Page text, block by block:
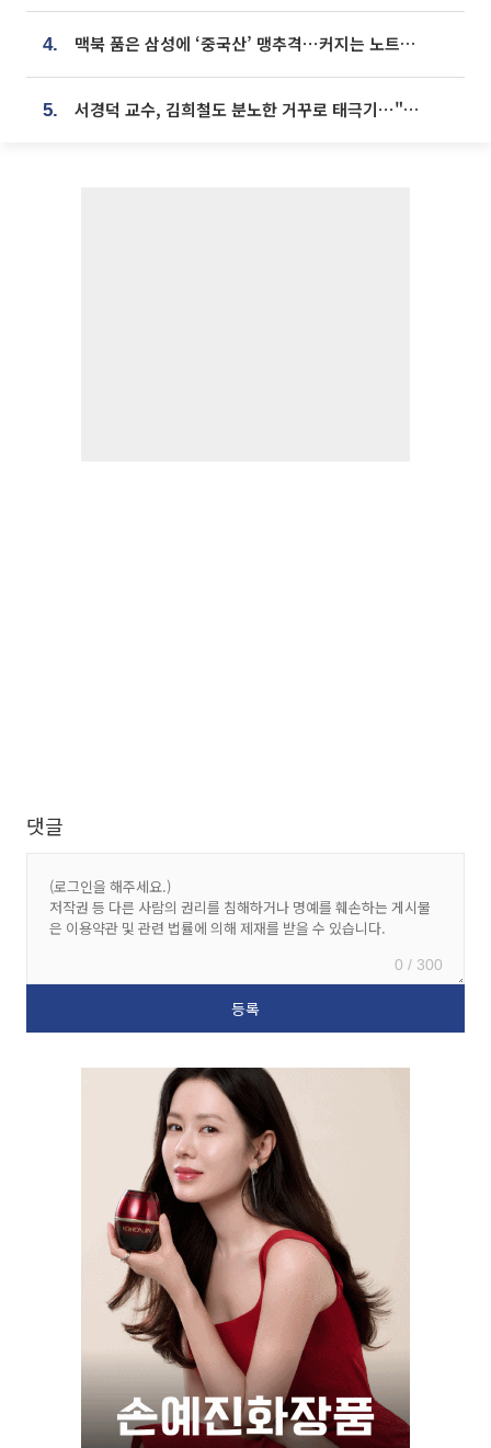
4. 맥북 품은 삼성에 ‘중국산’ 맹추격⋯커지는 노트북 OLED 시장
5. 서경덕 교수, 김희철도 분노한 거꾸로 태극기⋯"엉터리는 아냐, 아쉬울 뿐"
댓글
0 / 300